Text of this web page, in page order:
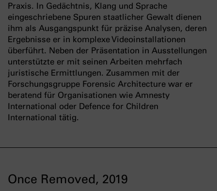
Praxis. In Gedächtnis, Klang und Sprache
eingeschriebene Spuren staatlicher Gewalt dienen
ihm als Ausgangspunkt für präzise Analysen, deren
Ergebnisse er in komplexe Videoinstallationen
überführt. Neben der Präsentation in Ausstellungen
unterstützte er mit seinen Arbeiten mehrfach
juristische Ermittlungen. Zusammen mit der
Forschungsgruppe Forensic Architecture war er
beratend für Organisationen wie Amnesty
International oder Defence for Children
International tätig.
Once Removed, 2019